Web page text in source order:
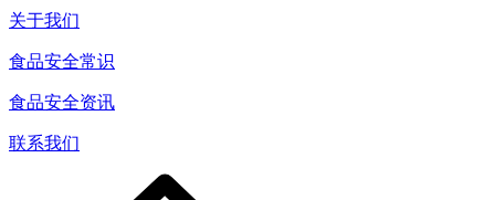
关于我们
食品安全常识
食品安全资讯
联系我们